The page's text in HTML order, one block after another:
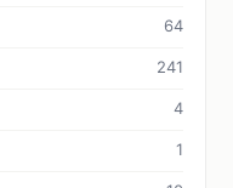
64
241
4
1